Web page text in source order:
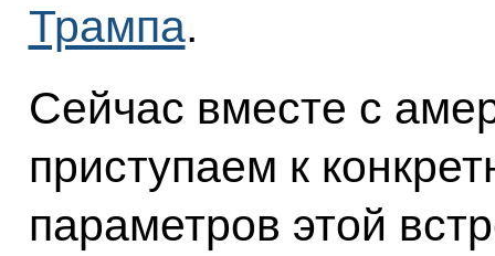
Трампа.
Сейчас вместе с
приступаем к
параметров этой